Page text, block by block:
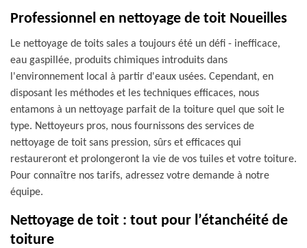
Professionnel en nettoyage de toit Noueilles
Le nettoyage de toits sales a toujours été un défi - inefficace,
eau gaspillée, produits chimiques introduits dans
l'environnement local à partir d'eaux usées. Cependant, en
disposant les méthodes et les techniques efficaces, nous
entamons à un nettoyage parfait de la toiture quel que soit le
type. Nettoyeurs pros, nous fournissons des services de
nettoyage de toit sans pression, sûrs et efficaces qui
restaureront et prolongeront la vie de vos tuiles et votre toiture.
Pour connaître nos tarifs, adressez votre demande à notre
équipe.
Nettoyage de toit : tout pour l’étanchéité de
toiture